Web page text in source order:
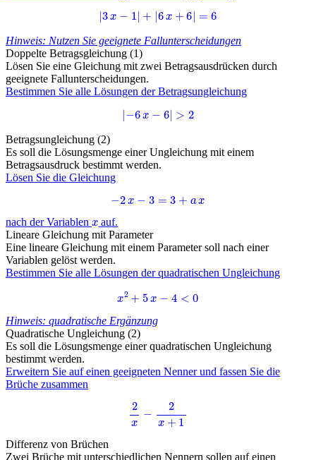
x− | |6 x+ 6 = 6
Hinweis: Nutzen Sie geeignete Fallunterscheidungen
Doppelte Betragsgleichung (1)
Lösen Sie eine Gleichung mit zwei Betragsausdrücken durch
geeignete Fallunterscheidungen.
Bestimmen Sie alle Lösungen der Betragsungleichung
− 6x 6|>2
Betragsungleichung (2)
Es soll die Lösungsmenge einer Ungleichung mit einem
Betragsausdruck bestimmt werden.
Lösen Sie die Gleichung
−2 −3 3+ a
nach der Variablen
auf.
Lineare Gleichung mit Parameter
Eine lineare Gleichung mit einem Parameter soll nach einer
Variablen gelöst werden.
Bestimmen Sie alle Lösungen der quadratischen Ungleichung
2 + <
Hinweis: quadratische Ergänzung
Quadratische Ungleichung (2)
Es soll die Lösungsmenge einer quadratischen Ungleichung
bestimmt werden.
Erweitern Sie auf einen geeigneten Nenner und fassen Sie die
Brüche zusammen
2 +
Differenz von Brüchen
Zwei Brüche mit unterschiedlichen Nennern sollen auf einen